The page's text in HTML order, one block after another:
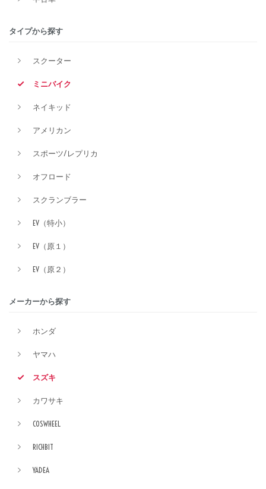
タイプから探す
スクーター
ミニバイク
ネイキッド
アメリカン
スポーツ/レプリカ
オフロード
スクランブラー
EV（特小）
EV（原１）
EV（原２）
メーカーから探す
ホンダ
ヤマハ
スズキ
カワサキ
COSWHEEL
RICHBIT
YADEA
価格